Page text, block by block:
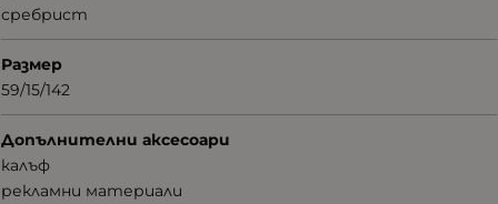
сребрист
Размер
59/15/142
Допълнителни аксесоари
калъф
рекламни материали